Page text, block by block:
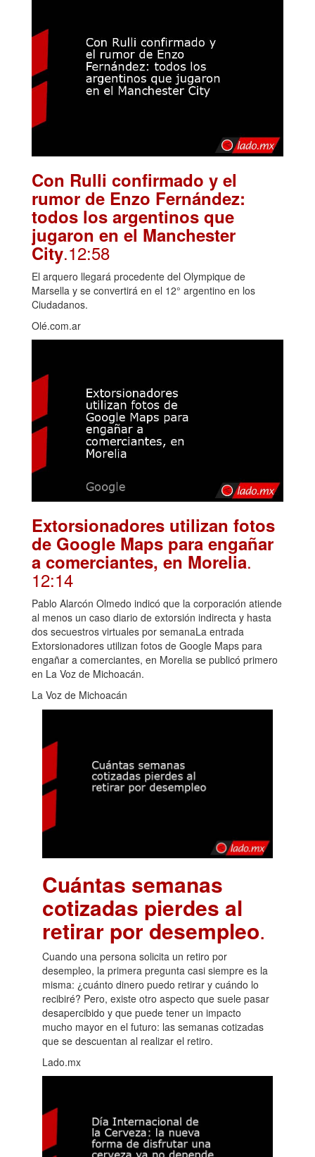
Con Rulli confirmado y el
rumor de Enzo Fernández:
todos los argentinos que
jugaron en el Manchester
City.12:58
El arquero llegará procedente del Olympique de
Marsella y se convertirá en el 12° argentino en los
Ciudadanos.
Olé.com.ar
Extorsionadores utilizan fotos
de Google Maps para engañar
a comerciantes, en Morelia.
12:14
Pablo Alarcón Olmedo indicó que la corporación atiende
al menos un caso diario de extorsión indirecta y hasta
dos secuestros virtuales por semanaLa entrada
Extorsionadores utilizan fotos de Google Maps para
engañar a comerciantes, en Morelia se publicó primero
en La Voz de Michoacán.
La Voz de Michoacán
Cuántas semanas
cotizadas pierdes al
retirar por desempleo.
Cuando una persona solicita un retiro por
desempleo, la primera pregunta casi siempre es la
misma: ¿cuánto dinero puedo retirar y cuándo lo
recibiré? Pero, existe otro aspecto que suele pasar
desapercibido y que puede tener un impacto
mucho mayor en el futuro: las semanas cotizadas
que se descuentan al realizar el retiro.
Lado.mx